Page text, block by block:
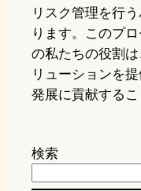
リスク管理を行
ります。このプ
の私たちの役割
リューションを
発展に貢献するこ
検索